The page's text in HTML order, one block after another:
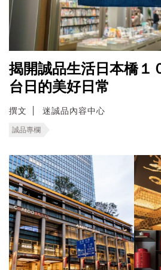
揭開誠品生活日本橋１
台日的美好日常
撰文 迷誠品內容中心
誠品專欄